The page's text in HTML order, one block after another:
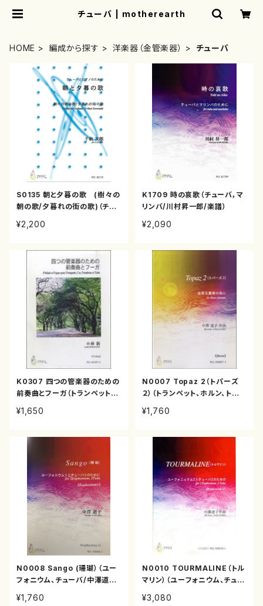
チューバ | motherearth
HOME 編成から探す 洋楽器（金管楽器） チューバ
S0135 朝と夕暮の歌 (樹々の
朝の歌/夕暮れの街の歌)（チュ
¥2,200
K1709 時の哀歌（チューバ，マ
リンバ/川村昇一郎/楽譜）
¥2,090
K0307 四つの管楽器のための
前奏曲とフーガ（トランペット，
小林 新/楽譜）
¥1,650
N0007 Topaz 2（トパーズ
２）（トランペット、ホルン、トロン
譜）
¥1,760
N0008 Sango (珊瑚）（ユー
フォニウム、チューバ/中澤道子/
¥1,760
N0010 TOURMALINE（トル
マリン）（ユーフォニウム、チュー
¥3,080